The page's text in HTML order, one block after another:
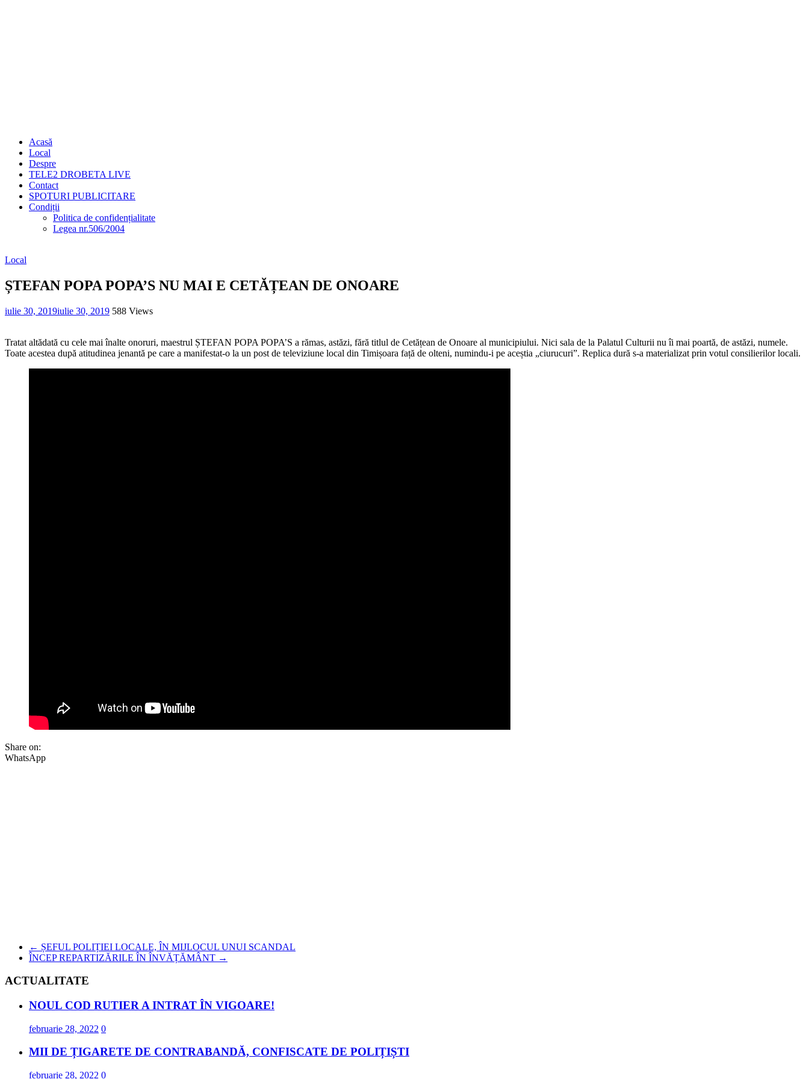
Acasă
Local
Despre
TELE2 DROBETA LIVE
Contact
SPOTURI PUBLICITARE
Condiții
Politica de confidențialitate
Legea nr.506/2004
Local
ȘTEFAN POPA POPA’S NU MAI E CETĂȚEAN DE ONOARE
iulie 30, 2019iulie 30, 2019 588 Views
Tratat altădată cu cele mai înalte onoruri, maestrul ȘTEFAN POPA POPA’S a rămas, astăzi, fără titlul de Cetățean de Onoare al municipiului. Nici sala de la Palatul Culturii nu îi mai poartă, de astăzi, numele.
Toate acestea după atitudinea jenantă pe care a manifestat-o la un post de televiziune local din Timișoara față de olteni, numindu-i pe aceștia „ciurucuri”. Replica dură s-a materializat prin votul consilierilor locali.
Share on:
WhatsApp
← ȘEFUL POLIȚIEI LOCALE, ÎN MIJLOCUL UNUI SCANDAL
ÎNCEP REPARTIZĂRILE ÎN ÎNVĂȚĂMÂNT →
ACTUALITATE
NOUL COD RUTIER A INTRAT ÎN VIGOARE!
februarie 28, 2022 0
MII DE ȚIGARETE DE CONTRABANDĂ, CONFISCATE DE POLIȚIȘTI
februarie 28, 2022 0